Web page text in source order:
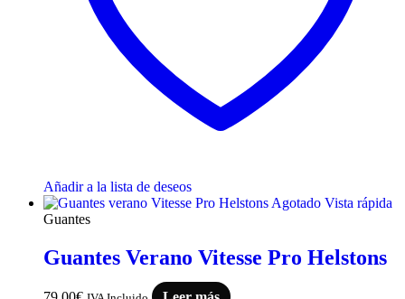
Añadir a la lista de deseos
Agotado Vista rápida
Guantes
Guantes Verano Vitesse Pro Helstons